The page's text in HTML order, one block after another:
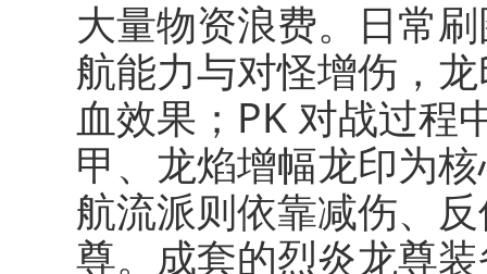
大量物资浪费。日常
航能力与对怪增伤，
血效果；PK 对战过程
甲、龙焰增幅龙印为
航流派则依靠减伤、
尊。成套的烈炎龙尊